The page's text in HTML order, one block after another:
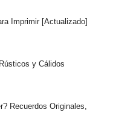
Imprimir [Actualizado]
y Cálidos
Recuerdos Originales,